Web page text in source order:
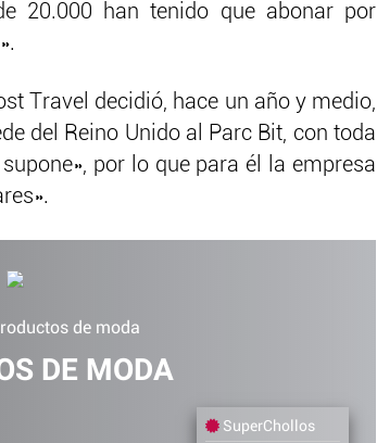
20.000 han tenido que abonar por
Travel decidió, hace un año y medio,
del Reino Unido al Parc Bit, con toda
por lo que para él la empresa
de moda
DE MODA
SuperChollos